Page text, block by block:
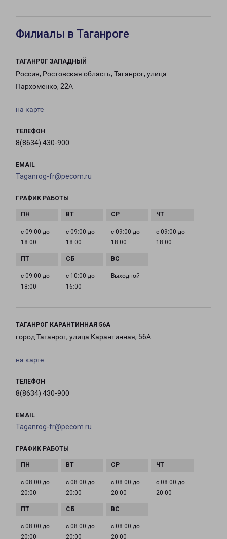
Филиалы в Таганроге
ТАГАНРОГ ЗАПАДНЫЙ
Россия, Ростовская область, Таганрог, улица
Пархоменко, 22А
на карте
ТЕЛЕФОН
8(8634) 430-900
EMAIL
Taganrog-fr@pecom.ru
ГРАФИК РАБОТЫ
с 09:00 до
18:00
с 09:00 до
18:00
с 09:00 до
18:00
с 09:00 до
18:00
с 09:00 до
18:00
с 10:00 до
16:00
Выходной
ТАГАНРОГ КАРАНТИННАЯ 56А
город Таганрог, улица Карантинная, 56А
на карте
ТЕЛЕФОН
8(8634) 430-900
EMAIL
Taganrog-fr@pecom.ru
ГРАФИК РАБОТЫ
с 08:00 до
20:00
с 08:00 до
20:00
с 08:00 до
20:00
с 08:00 до
20:00
с 08:00 до
20:00
с 08:00 до
20:00
с 08:00 до
20:00